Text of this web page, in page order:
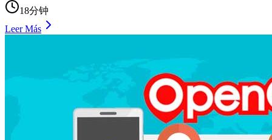
18分钟
Leer Más